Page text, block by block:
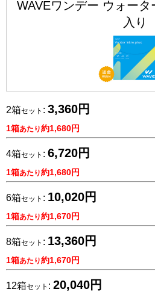
WAVEワンデー ウォー
入り
2箱セット : 3,360円
1箱あたり約1,680円
4箱セット : 6,720円
1箱あたり約1,680円
6箱セット : 10,020円
1箱あたり約1,670円
8箱セット : 13,360円
1箱あたり約1,670円
12箱セット : 20,040円